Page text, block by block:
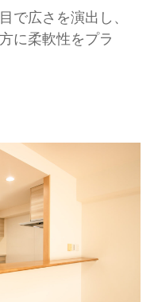
で広さを演出し、
に柔軟性をプラ